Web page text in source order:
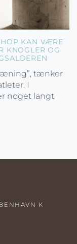
KAN VÆRE
KNOGLER OG
tænker
I
noget langt
K